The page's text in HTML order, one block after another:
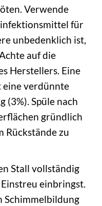
Verwende
für
unbedenklich ist,
auf die
Herstellers. Eine
verdünnte
(3%). Spüle nach
gründlich
Rückstände zu
Stall vollständig
einbringst.
Schimmelbildung